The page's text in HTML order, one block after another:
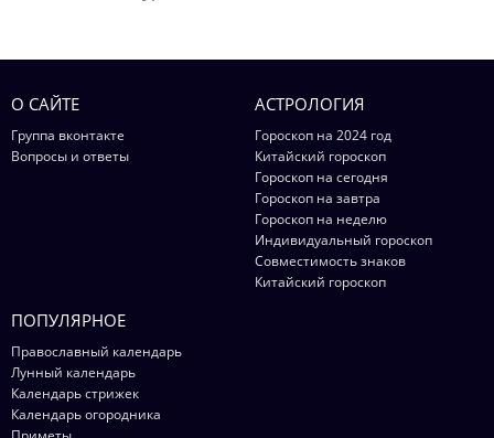
О САЙТЕ
Группа вконтакте
Вопросы и ответы
АСТРОЛОГИЯ
Гороскоп на 2024 год
Китайский гороскоп
Гороскоп на сегодня
Гороскоп на завтра
Гороскоп на неделю
Индивидуальный гороскоп
Совместимость знаков
Китайский гороскоп
ПОПУЛЯРНОЕ
Православный календарь
Лунный календарь
Календарь стрижек
Календарь огородника